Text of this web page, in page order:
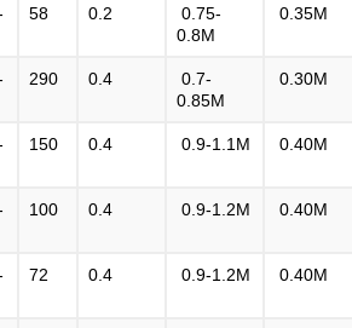
58 0.2
0.75-
0.8M
0.35M
290 0.4
0.7-
0.85M
0.30M
150 0.4 0.9-1.1M 0.40M
100 0.4 0.9-1.2M 0.40M
72 0.4 0.9-1.2M 0.40M